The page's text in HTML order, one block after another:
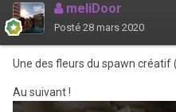
meliDoor
Posté 28 mars 2020
Une des fleurs du spawn créatif
Au suivant !